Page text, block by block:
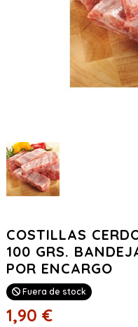
COSTILLAS
100 GRS.
POR ENCARGO
Fuera de stock
1,90 €